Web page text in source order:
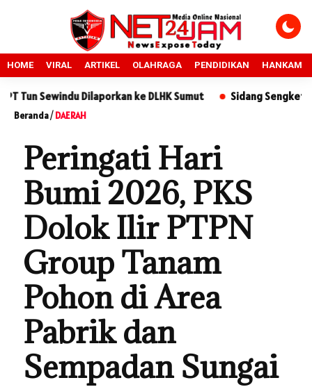
HOME VIRAL ARTIKEL OLAHRAGA PENDIDIKAN HANKAM
ke DLHK Sumut Sidang Sengketa Tanah di PN
Beranda/DAERAH
Peringati Hari
Bumi 2026, PKS
Dolok Ilir PTPN
Group Tanam
Pohon di Area
Pabrik dan
Sempadan Sungai